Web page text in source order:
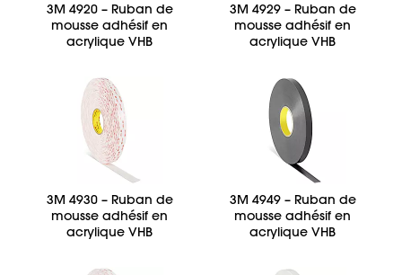
3M 4920 – Ruban de
mousse adhésif en
acrylique VHB
3M 4929 – Ruban de
mousse adhésif en
acrylique VHB
3M 4930 – Ruban de
mousse adhésif en
acrylique VHB
3M 4949 – Ruban de
mousse adhésif en
acrylique VHB